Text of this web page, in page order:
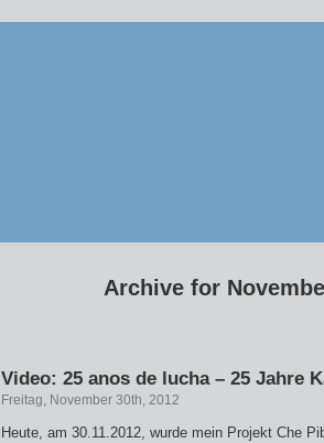
Archive for
Video: 25 anos de lucha – 25 Jahre
Freitag, November 30th, 2012
Heute, am 30.11.2012, wurde mein Projekt Che